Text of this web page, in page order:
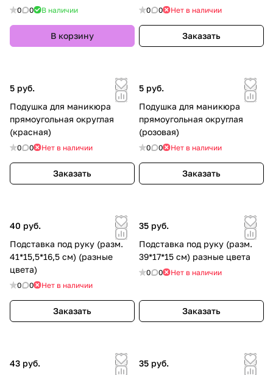
0 0 В наличии
В корзину
0 0 Нет в наличии
Заказать
5 руб.
Подушка для маникюра
прямоугольная округлая
(красная)
0 0 Нет в наличии
Заказать
5 руб.
Подушка для маникюра
прямоугольная округлая
(розовая)
0 0 Нет в наличии
Заказать
40 руб.
Подставка под руку (разм.
41*15,5*16,5 см) (разные
цвета)
0 0 Нет в наличии
Заказать
35 руб.
Подставка под руку (разм.
39*17*15 см) разные цвета
0 0 Нет в наличии
Заказать
43 руб.
35 руб.